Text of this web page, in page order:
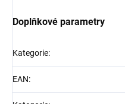
Doplňkové parametry
Kategorie:
EAN: